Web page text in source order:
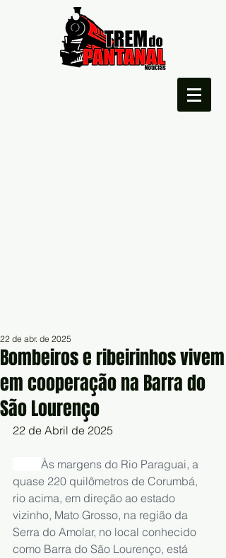
Bombeiros e ribeirinhos vivem
em cooperação na Barra do
São Lourenço
22 de abr. de 2025
22 de Abril de 2025
Às margens do Rio Paraguai, a
quase 220 quilômetros de Corumbá,
rio acima, em direção ao estado
vizinho, Mato Grosso, na região da
Serra do Amolar, no local conhecido
como Barra do São Lourenço, está